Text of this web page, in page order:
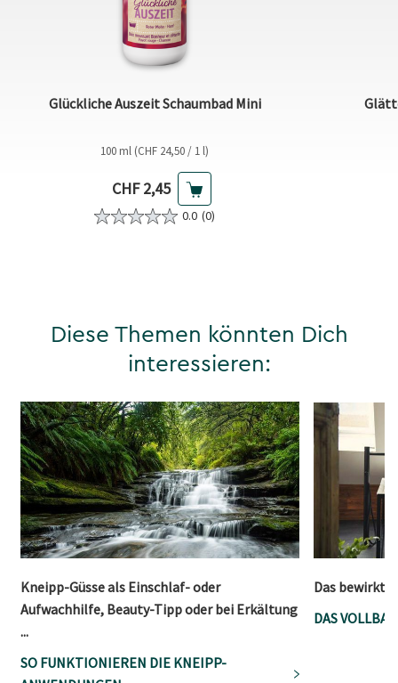
Glückliche Auszeit Schaumbad Mini
100 ml (CHF 24,50 / 1 l)
Aktueller Preis
CHF 2,45
0.0 (0)
Diese Themen könnten Dich
interessieren:
Kneipp-Güsse als Einschlaf- oder
Aufwachhilfe, Beauty-Tipp oder bei Erkältung
...
SO FUNKTIONIEREN DIE KNEIPP-
Das bewirkt
DAS VOLLBAD